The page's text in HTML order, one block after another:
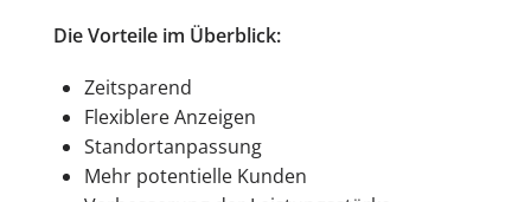
Die Vorteile im Überblick:
Zeitsparend
Flexiblere Anzeigen
Standortanpassung
Mehr potentielle Kunden